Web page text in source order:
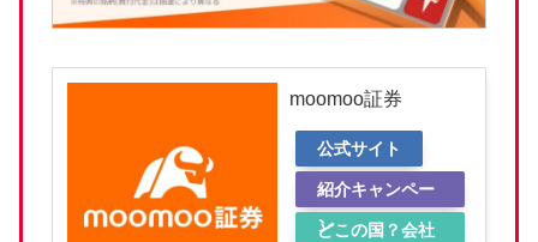
moomoo証券
公式サイト
紹介キャンペー
ン
どこの国？会社